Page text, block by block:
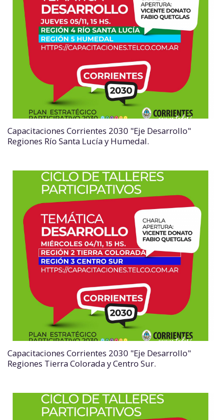
Capacitaciones Corrientes 2030 "Eje Desarrollo"
Regiones Río Santa Lucía y Humedal.
Capacitaciones Corrientes 2030 "Eje Desarrollo"
Regiones Tierra Colorada y Centro Sur.